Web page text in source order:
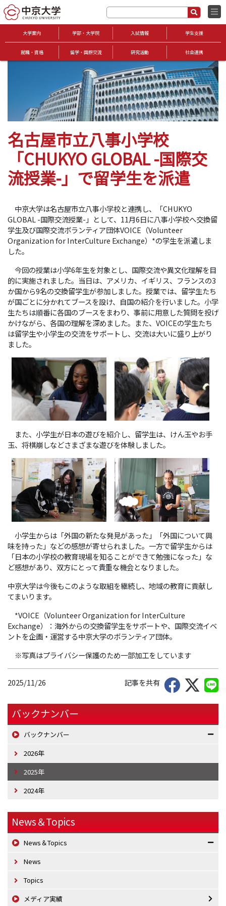
大学案内 学部・大学院 入試情報 学生支援
就職・資格 留学・国際交流 研究活動 社会連携
名古屋市立八事小学校
「CHUKYO GLOBAL -国際交
流授業-」で留学生を派遣
中京大学は名古屋市立八事小学校と連携し、「CHUKYO
GLOBAL -国際交流授業-」として、11月6日に八事小学校へ交換留
学生及び国際交流ボランティア団体VOICE（Volunteer
Organization for InterCulture Exchange）*の学生を派遣しま
した。
今回の授業は小学6年生を対象とし、国際交流や異文化理解を目
的に実施されました。当日は、アメリカ、イギリス、フランスの3
か国から9名の交換留学生が参加しました。授業では、留学生たち
が国ごとに分かれてブースを設け、自国の紹介を行いました。小学
生たちは順番に各国のブースをまわり、事前に用意した質問を投げ
かけながら、各国の理解を深めました。また、VOICEの学生たち
は留学生や小学生の交流をサポートし、交流は大いに盛り上がり
ました。
また、小学生が日本の遊びを紹介し、留学生は、けん玉やお手
玉、将棋崩しなどさまざまな遊びを体験しました。
小学生からは「外国の新たな発見があった」「外国について興
味を持った」などの感想が寄せられました。一方で留学生からは
「日本の小学校の教育現場を知ることができて勉強になった」な
ど感想があり、双方にとって貴重な機会となりました。
中京大学は今後もこのような取組を継続し、地域の教育に貢献し
てまいります。
*VOICE（Volunteer Organization for InterCulture
Exchange）：海外からの交換留学生をサポートや、国際交流イベ
ントを企画・運営する中京大学のボランティア団体。
※写真はプライバシー保護のため一部加工をしています
2025/11/26 記事を共有
バックナンバー
バックナンバー
2026年
2025年
2024年
News＆Topics
News＆Topics
News
Topics
メディア実績